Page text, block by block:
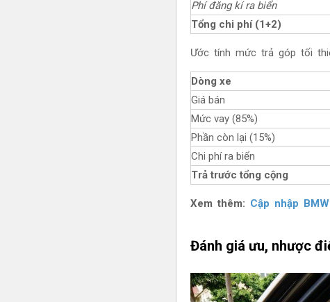
Phí đăng kí ra biển
Tổng chi phí (1+2)
Ước tính mức trả góp tối
Dòng xe
Giá bán
Mức vay (85%)
Phần còn lại (15%)
Chi phí ra biển
Trả trước tổng cộng
Xem thêm: Cập nhập
Đánh giá ưu, nhược